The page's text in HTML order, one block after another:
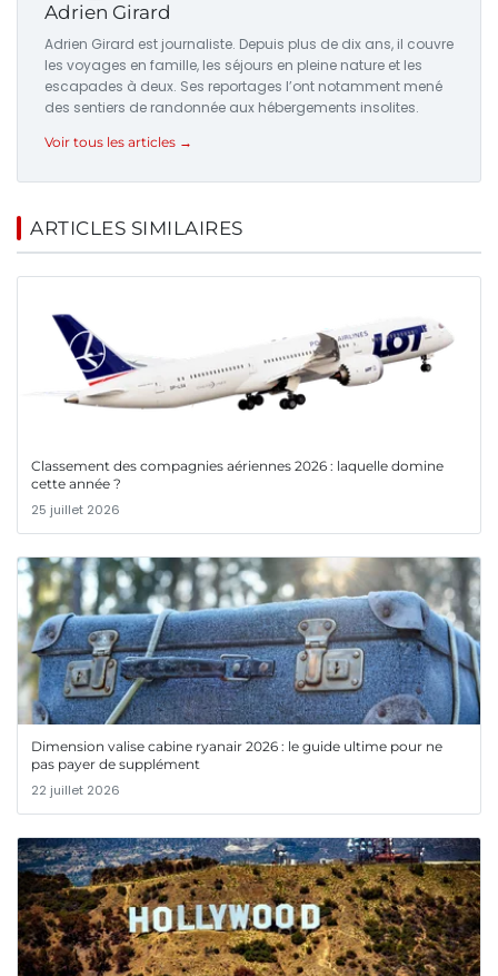
Adrien Girard
Adrien Girard est journaliste. Depuis plus de dix ans, il couvre
les voyages en famille, les séjours en pleine nature et les
escapades à deux. Ses reportages l’ont notamment mené
des sentiers de randonnée aux hébergements insolites.
Voir tous les articles →
ARTICLES SIMILAIRES
Classement des compagnies aériennes 2026 : laquelle domine
cette année ?
25 juillet 2026
Dimension valise cabine ryanair 2026 : le guide ultime pour ne
pas payer de supplément
22 juillet 2026